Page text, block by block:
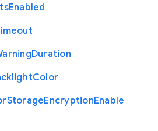
Enabled
Duration
Color
StorageEncryptionEnable